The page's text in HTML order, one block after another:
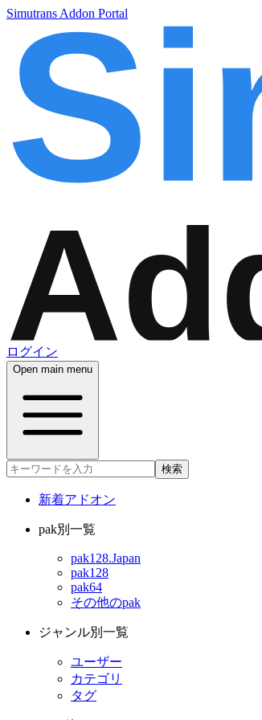
Simutrans Addon Portal
ログイン
Open main menu
検索
新着アドオン
pak別一覧
pak128.Japan
pak128
pak64
その他のpak
ジャンル別一覧
ユーザー
カテゴリ
タグ